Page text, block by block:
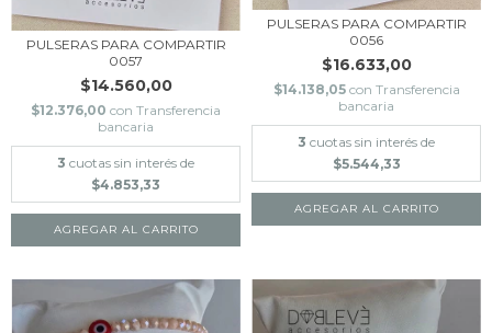
PULSERAS PARA COMPARTIR
0057
$14.560,00
$12.376,00 con Transferencia
bancaria
3 cuotas sin interés de
$4.853,33
PULSERAS PARA COMPARTIR
0056
$16.633,00
$14.138,05 con Transferencia
bancaria
3 cuotas sin interés de
$5.544,33